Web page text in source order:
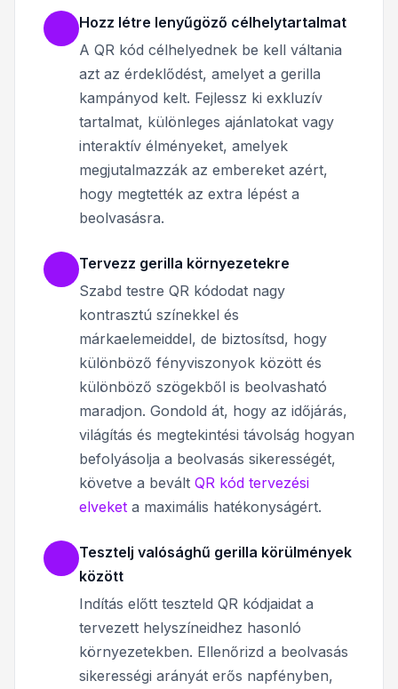
Hozz létre lenyűgöző célhelytartalmat
A QR kód célhelyednek be kell váltania
azt az érdeklődést, amelyet a gerilla
kampányod kelt. Fejlessz ki exkluzív
tartalmat, különleges ajánlatokat vagy
interaktív élményeket, amelyek
megjutalmazzák az embereket azért,
hogy megtették az extra lépést a
beolvasásra.
Tervezz gerilla környezetekre
Szabd testre QR kódodat nagy
kontrasztú színekkel és
márkaelemeiddel, de biztosítsd, hogy
különböző fényviszonyok között és
különböző szögekből is beolvasható
maradjon. Gondold át, hogy az időjárás,
világítás és megtekintési távolság hogyan
befolyásolja a beolvasás sikerességét,
követve a bevált QR kód tervezési
elveket a maximális hatékonyságért.
Tesztelj valósághű gerilla körülmények
között
Indítás előtt teszteld QR kódjaidat a
tervezett helyszíneidhez hasonló
környezetekben. Ellenőrizd a beolvasás
sikerességi arányát erős napfényben,